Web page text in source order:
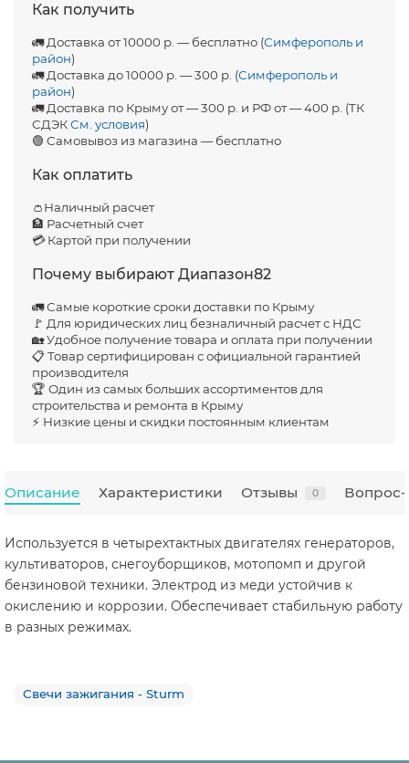
Как получить
🚛 Доставка от 10000 р. — бесплатно (Симферополь и
район)
🚛 Доставка до 10000 р. — 300 р. (Симферополь и
район)
🚛 Доставка по Крыму от — 300 р. и РФ от — 400 р. (ТК
СДЭКСм. условия)
🟢 Самовывоз из магазина — бесплатно
Как оплатить
👛Наличный расчет
🏦 Расчетный счет
💳 Картой при получении
Почему выбирают Диапазон82
🚛 Самые короткие сроки доставки по Крыму
🚩 Для юридических лиц безналичный расчет с НДС
🏡 Удобное получение товара и оплата при получении
📋 Товар сертифицирован с официальной гарантией
производителя
🏆 Один из самых больших ассортиментов для
строительства и ремонта в Крыму
⚡ Низкие цены и скидки постоянным клиентам
Описание Характеристики Отзывы 0 Вопрос-
Используется в четырехтактных двигателях генераторов,
культиваторов, снегоуборщиков, мотопомп и другой
бензиновой техники. Электрод из меди устойчив к
окислению и коррозии. Обеспечивает стабильную работу
в разных режимах.
Свечи зажигания - Sturm